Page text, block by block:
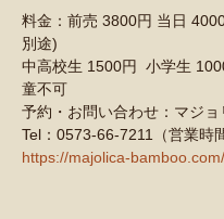
料金：前売 3800円 当日
別途)
中高校生 1500円  小学生
童不可
予約・お問い合わせ：マジョ
Tel：0573-66-7211（営業時
https://majolica-bamboo.com/